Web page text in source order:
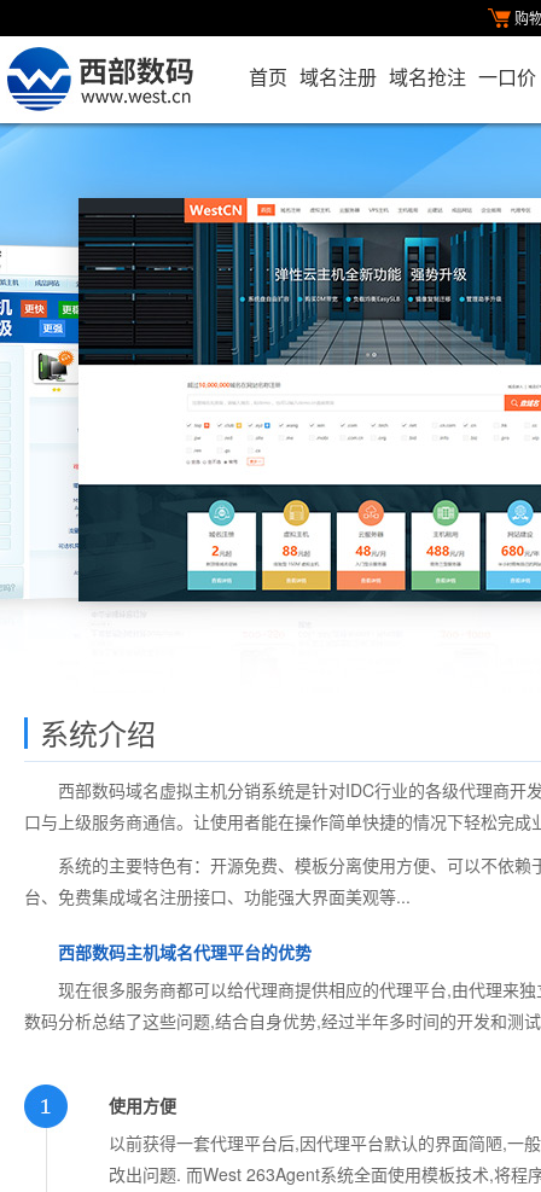
购
首页 域名注册 域名抢注 一口价
系统介绍
西部数码域名虚拟主机分销系统是针对IDC行业的各级代理商开
口与上级服务商通信。让使用者能在操作简单快捷的情况下轻松完
系统的主要特色有：开源免费、模板分离使用方便、可以不依
台、免费集成域名注册接口、功能强大界面美观等...
西部数码主机域名代理平台的优势
现在很多服务商都可以给代理商提供相应的代理平台,由代理来
数码分析总结了这些问题,结合自身优势,经过半年多时间的开发和
使用方便
以前获得一套代理平台后,因代理平台默认的界面简陋,一
改出问题. 而West 263Agent系统全面使用模板技术,将